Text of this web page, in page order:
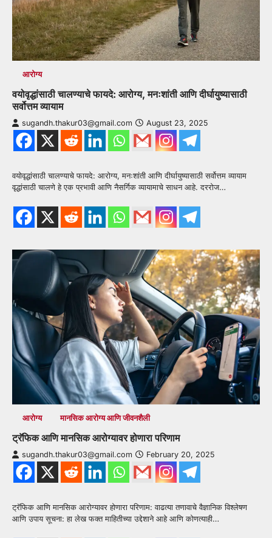
आरोग्य
वयोवृद्धांसाठी चालण्याचे फायदे: आरोग्य, मनःशांती आणि दीर्घायुष्यासाठी
सर्वोत्तम व्यायाम
sugandh.thakur03@gmail.com August 23, 2025
वयोवृद्धांसाठी चालण्याचे फायदे: आरोग्य, मनःशांती आणि दीर्घायुष्यासाठी सर्वोत्तम व्यायाम
वृद्धांसाठी चालणे हे एक प्रभावी आणि नैसर्गिक व्यायामाचे साधन आहे. दररोज…
आरोग्य मानसिक आरोग्य आणि जीवनशैली
ट्रॅफिक आणि मानसिक आरोग्यावर होणारा परिणाम
sugandh.thakur03@gmail.com February 20, 2025
ट्रॅफिक आणि मानसिक आरोग्यावर होणारा परिणाम: वाढत्या तणावाचे वैज्ञानिक विश्लेषण
आणि उपाय सूचना: हा लेख फक्त माहितीच्या उद्देशाने आहे आणि कोणत्याही…